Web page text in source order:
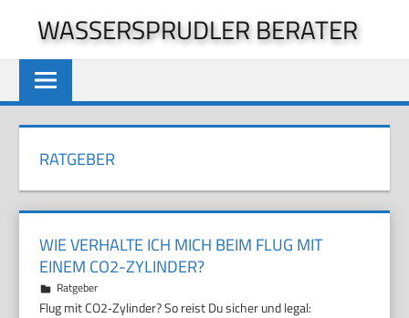
springen
WASSERSPRUDLER BERATER
RATGEBER
WIE VERHALTE ICH MICH BEIM FLUG MIT
EINEM CO2-ZYLINDER?
29. Juni 2026
Marco
Ratgeber
Flug mit CO2‑Zylinder? So reist Du sicher und legal: